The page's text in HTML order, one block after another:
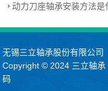
无锡三立轴承股份有限公司
Copyright © 2024 三立轴承
码